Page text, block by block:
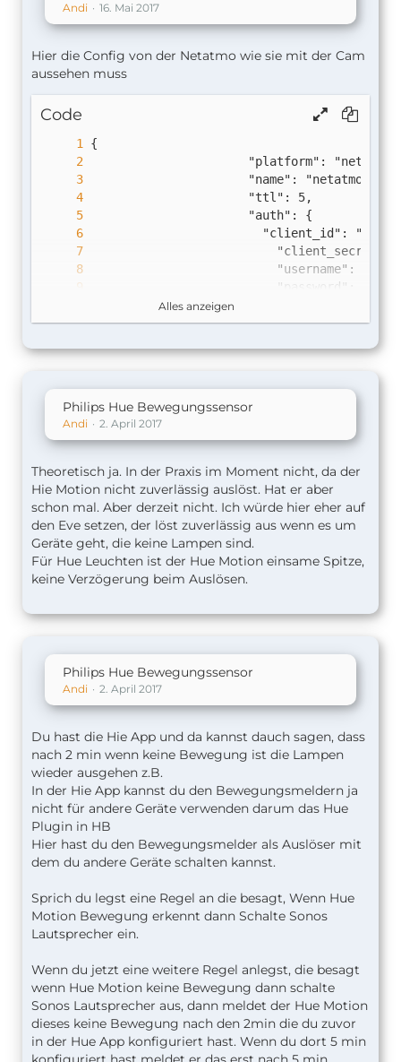
Andi 16. Mai 2017
Hier die Config von der Netatmo wie sie mit der Cam
aussehen muss
Code
"username": "
Alles anzeigen
Philips Hue Bewegungssensor
Andi 2. April 2017
Theoretisch ja. In der Praxis im Moment nicht, da der
Hie Motion nicht zuverlässig auslöst. Hat er aber
schon mal. Aber derzeit nicht. Ich würde hier eher auf
den Eve setzen, der löst zuverlässig aus wenn es um
Geräte geht, die keine Lampen sind.
Für Hue Leuchten ist der Hue Motion einsame Spitze,
keine Verzögerung beim Auslösen.
Philips Hue Bewegungssensor
Andi 2. April 2017
Du hast die Hie App und da kannst dauch sagen, dass
nach 2 min wenn keine Bewegung ist die Lampen
wieder ausgehen z.B.
In der Hie App kannst du den Bewegungsmeldern ja
nicht für andere Geräte verwenden darum das Hue
Plugin in HB
Hier hast du den Bewegungsmelder als Auslöser mit
dem du andere Geräte schalten kannst.
Sprich du legst eine Regel an die besagt, Wenn Hue
Motion Bewegung erkennt dann Schalte Sonos
Lautsprecher ein.
Wenn du jetzt eine weitere Regel anlegst, die besagt
wenn Hue Motion keine Bewegung dann schalte
Sonos Lautsprecher aus, dann meldet der Hue Motion
dieses keine Bewegung nach den 2min die du zuvor
in der Hue App konfiguriert hast. Wenn du dort 5 min